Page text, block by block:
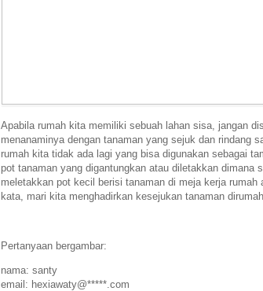
Apabila rumah kita memiliki sebuah lahan sisa, jangan
menanaminya dengan tanaman yang sejuk dan rindang
rumah kita tidak ada lagi yang bisa digunakan sebagai
pot tanaman yang digantungkan atau diletakkan dimana
meletakkan pot kecil berisi tanaman di meja kerja rumah
kata, mari kita menghadirkan kesejukan tanaman
Pertanyaan bergambar:
nama: santy
email: hexiawaty@*****.com